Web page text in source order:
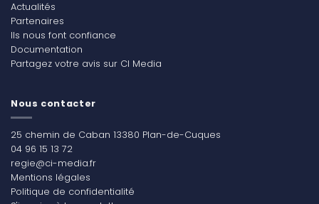
Actualités
Partenaires
Ils nous font confiance
Documentation
Partagez votre avis sur CI Media
Nous contacter
25 chemin de Caban 13380 Plan-de-Cuques
04 96 15 13 72
regie@ci-media.fr
Mentions légales
Politique de confidentialité